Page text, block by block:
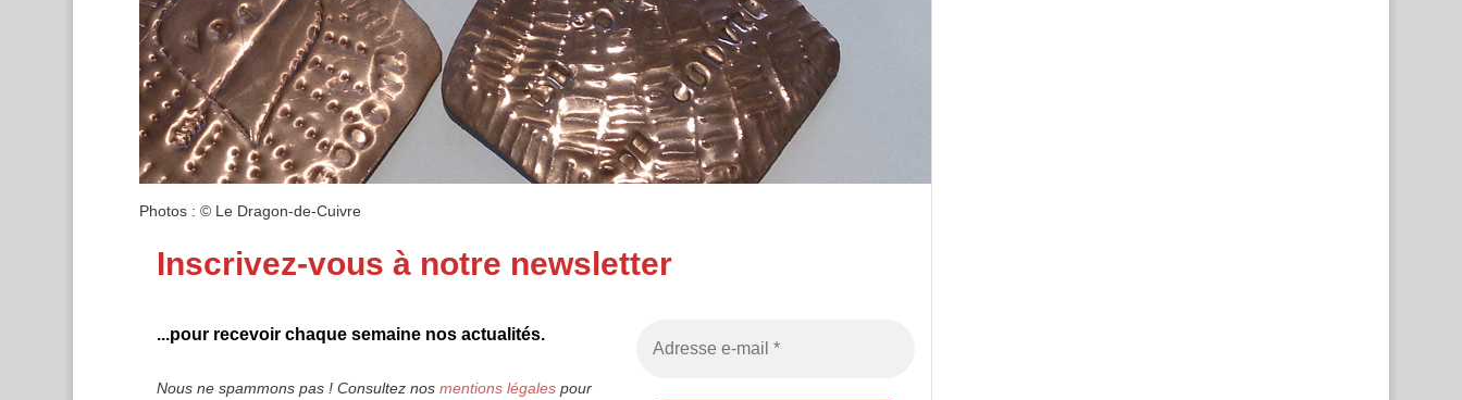
Photos : © Le Dragon-de-Cuivre
Inscrivez-vous à notre newsletter
...pour recevoir chaque semaine nos actualités.
Nous ne spammons pas ! Consultez nos mentions légalespour